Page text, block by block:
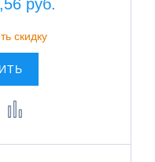
руб.
скидку